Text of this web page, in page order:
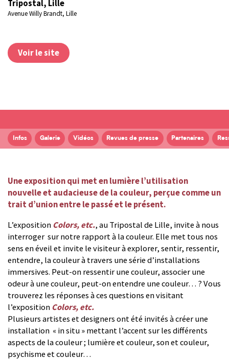
Tripostal, Lille
Avenue Willy Brandt, Lille
Voir le site
Infos Galerie Vidéos Revues de presse Partenaires
Une exposition qui met en lumière l’utilisation
nouvelle et audacieuse de la couleur, perçue comme un
trait d’union entre le passé et le présent.
L’expositionColors, etc., au Tripostal de Lille, invite à nous
interroger sur notre rapport à la couleur. Elle met tous nos
sens en éveil et invite le visiteur à explorer, sentir, ressentir,
entendre, la couleur à travers une série d’installations
immersives. Peut-on ressentir une couleur, associer une
odeur à une couleur, peut-on entendre une couleur… ? Vous
trouverez les réponses à ces questions en visitant
l’expositionColors, etc.
Plusieurs artistes et designers ont été invités à créer une
installation « in situ » mettant l’accent sur les différents
aspects de la couleur ; lumière et couleur, son et couleur,
psychisme et couleur…